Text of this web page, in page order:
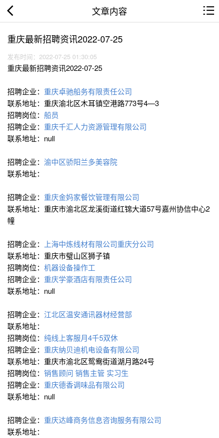
文章内容
重庆最新招聘资讯2022-07-25
发布时间：2022-07-25 01:30:05
重庆最新招聘资讯2022-07-25
招聘企业： 重庆卓驰船务有限责任公司
联系地址：重庆渝北区木耳镇空港路773号4—3
招聘岗位： 船员
招聘企业： 重庆千汇人力资源管理有限公司
联系地址：null
招聘企业： 渝中区骄阳兰多美容院
联系地址：
招聘企业： 重庆金妈家餐饮管理有限公司
联系地址：重庆市渝北区龙溪街道红锦大道57号嘉州协信中心2
幢
招聘企业：
上海中炼线材有限公司重庆分公司
联系地址：重庆市璧山区狮子镇
招聘岗位： 机器设备操作工
招聘企业： 重庆学豪酒店有限责任公司
联系地址：null
招聘企业： 江北区温安通讯器材经营部
联系地址：
招聘岗位： 纯线上客服月4千5双休
招聘企业： 重庆纳贝迪机电设备有限公司
联系地址：重庆市渝北区鸳鸯街道湖月路24号
招聘岗位： 销售顾问 销售主管 实习生
招聘企业： 重庆德香调味品有限公司
联系地址：null
招聘企业： 重庆达峰商务信息咨询服务有限公司
联系地址：